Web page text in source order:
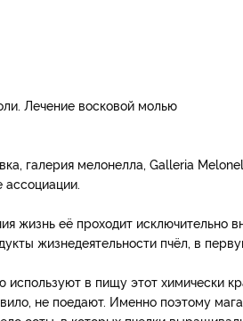
Лечение восковой молью
галерия мелонелла, Galleria
ассоциации.
жизнь её проходит исключительно
жизнедеятельности пчёл, в
в пищу этот химически
не поедают. Именно поэтому